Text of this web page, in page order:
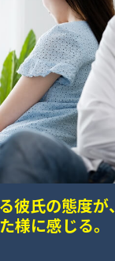
彼氏の態度が、
様に感じる。